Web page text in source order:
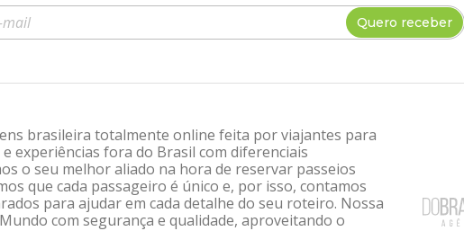
Quero receber
brasileira totalmente online feita por viajantes para
experiências fora do Brasil com diferenciais
o seu melhor aliado na hora de reservar passeios
que cada passageiro é único e, por isso, contamos
para ajudar em cada detalhe do seu roteiro. Nossa
com segurança e qualidade, aproveitando o